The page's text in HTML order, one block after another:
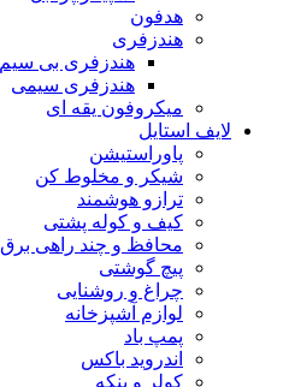
هدفون
هندزفری
هندزفری بی سیم
هندزفری سیمی
میکروفون یقه ای
لایف استایل
پاوراستیشن
شیکر و مخلوط کن
ترازو هوشمند
کیف و کوله پشتی
محافظ و چند راهی برق
پیچ گوشتی
چراغ و روشنایی
لوازم آشپزخانه
پمپ باد
اندروید باکس
کولر و پنکه